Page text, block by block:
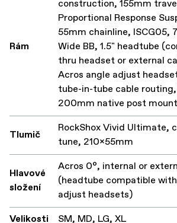
Rám
construction, 155mm
Proportional Response
55mm chainline, ISCG05,
Wide BB, 1.5" headtube
thru headset or external
Acros angle adjust
tube-in-tube cable routing,
200mm native post
Tlumič
RockShox Vivid Ultimate,
tune, 210x55mm
Hlavové
složení
Acros 0°, internal or
(headtube compatible
adjust headsets)
Velikosti
SM, MD, LG, XL